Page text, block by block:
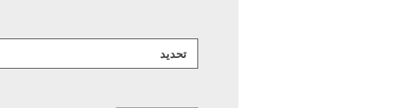
تحديد